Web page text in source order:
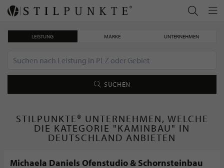
LEISTUNG MARKE UNTERNEHMEN
SUCHEN
STILPUNKTE® UNTERNEHMEN, WELCHE
DIE KATEGORIE "KAMINBAU" IN
DEUTSCHLAND ANBIETEN
Michaela Daniels Ofenstudio & Schornsteinbau